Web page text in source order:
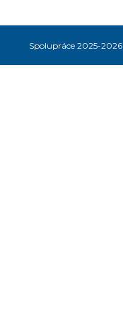
Spolupráce 2025-2026